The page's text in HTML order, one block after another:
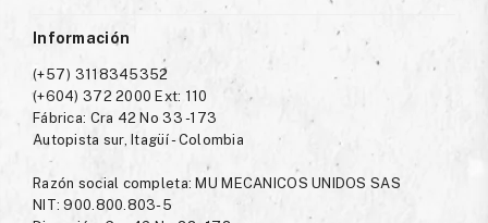
Información
(+57) 3118345352
(+604) 372 2000 Ext: 110
Fábrica: Cra 42 No 33 -173
Autopista sur, Itagüí - Colombia
Razón social completa: MU MECANICOS UNIDOS SAS
NIT: 900.800.803-5